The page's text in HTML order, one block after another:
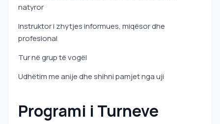
natyror
Instruktor i zhytjes informues, miqësor dhe
profesional
Tur në grup të vogël
Udhëtim me anije dhe shihni pamjet nga uji
Programi i Turneve